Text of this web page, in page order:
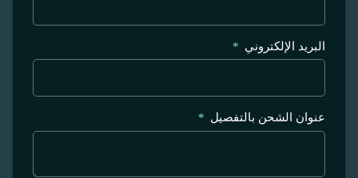
البريد الإلكتروني
عنوان الشحن بالتفصيل